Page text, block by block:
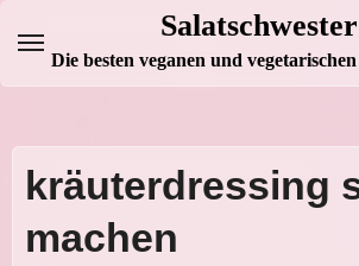
Inhalt
springen
Salatschwester
Die besten veganen und
kräuterdressing
machen